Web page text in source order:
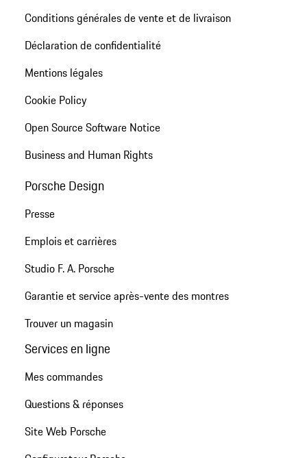
Conditions générales de vente et de livraison
Déclaration de confidentialité
Mentions légales
Cookie Policy
Open Source Software Notice
Business and Human Rights
Porsche Design
Presse
Emplois et carrières
Studio F. A. Porsche
Garantie et service après-vente des montres
Trouver un magasin
Services en ligne
Mes commandes
Questions & réponses
Site Web Porsche